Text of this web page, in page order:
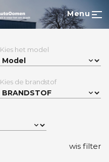
Menu
Kies het model
Kies de brandstof
wis filter